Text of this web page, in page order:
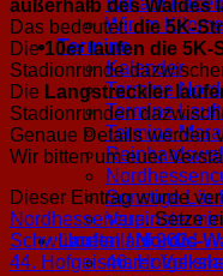
Wir im
Termine
Kalender
Termine
Termine
Termine
Sonstige
Laufen / Nordic-
46.
außerhalb des Waldes
Das bedeutet:die 5K-
Die10er laufen die 5K-
Stadionrunde
Die Langstreckler
Stadionrunden
Genaue Details werden
Wir bitten um euer
Dieser Eintrag wurde
Nordhessencup. Setze
Schwülmetallauf 2024
44. Hofgeismarer